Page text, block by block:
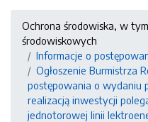
Ochrona środowiska, w
środowiskowych
Informacje o
Ogłoszenie Burmistrza
postępowania o wydaniu
realizacją inwestycji
jednotorowej linii